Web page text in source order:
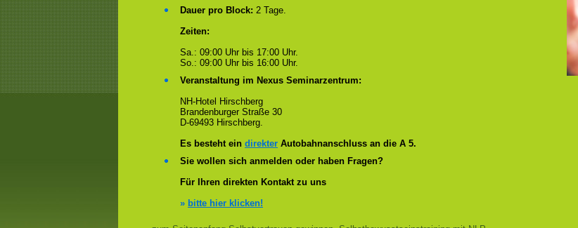
Dauer pro Block: 2 Tage.
Zeiten:
Sa.: 09:00 Uhr bis 17:00 Uhr.
So.: 09:00 Uhr bis 16:00 Uhr.
Veranstaltung im Nexus Seminarzentrum:
NH-Hotel Hirschberg
Brandenburger Straße 30
D-69493 Hirschberg.
Es besteht ein direkter Autobahnanschluss an die A 5.
Sie wollen sich anmelden oder haben Fragen?
Für Ihren direkten Kontakt zu uns
» bitte hier klicken!